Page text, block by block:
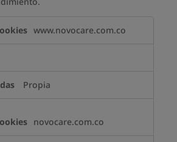
www.novocare.com.co
Propia
novocare.com.co